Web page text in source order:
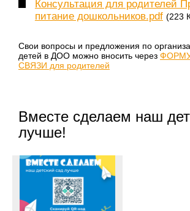
Консультация для родителей
питание дошкольников.pdf (223
Свои вопросы и предложения по
детей в ДОО можно вносить через
СВЯЗИ для родителей
Вместе сделаем наш
лучше!